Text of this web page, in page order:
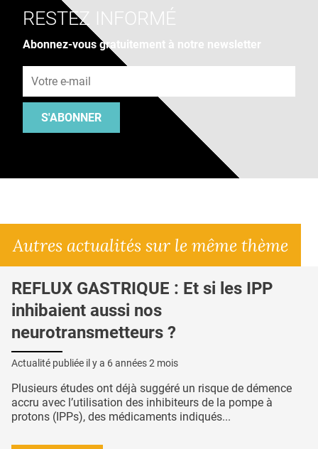
RESTEZ INFORMÉ
Abonnez-vous gratuitement à notre newsletter
S'ABONNER
Autres actualités sur le même thème
REFLUX GASTRIQUE : Et si les IPP
inhibaient aussi nos
neurotransmetteurs ?
Actualité publiée il y a 6 années 2 mois
Plusieurs études ont déjà suggéré un risque de démence
accru avec l’utilisation des inhibiteurs de la pompe à
protons (IPPs), des médicaments indiqués...